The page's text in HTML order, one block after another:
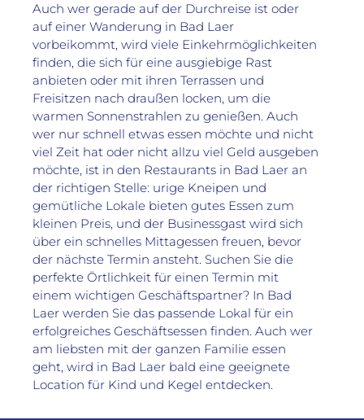
Auch wer gerade auf der Durchreise ist oder
auf einer Wanderung in Bad Laer
vorbeikommt, wird viele Einkehrmöglichkeiten
finden, die sich für eine ausgiebige Rast
anbieten oder mit ihren Terrassen und
Freisitzen nach draußen locken, um die
warmen Sonnenstrahlen zu genießen. Auch
wer nur schnell etwas essen möchte und nicht
viel Zeit hat oder nicht allzu viel Geld ausgeben
möchte, ist in den Restaurants in Bad Laer an
der richtigen Stelle: urige Kneipen und
gemütliche Lokale bieten gutes Essen zum
kleinen Preis, und der Businessgast wird sich
über ein schnelles Mittagessen freuen, bevor
der nächste Termin ansteht. Suchen Sie die
perfekte Örtlichkeit für einen Termin mit
einem wichtigen Geschäftspartner? In Bad
Laer werden Sie das passende Lokal für ein
erfolgreiches Geschäftsessen finden. Auch wer
am liebsten mit der ganzen Familie essen
geht, wird in Bad Laer bald eine geeignete
Location für Kind und Kegel entdecken.